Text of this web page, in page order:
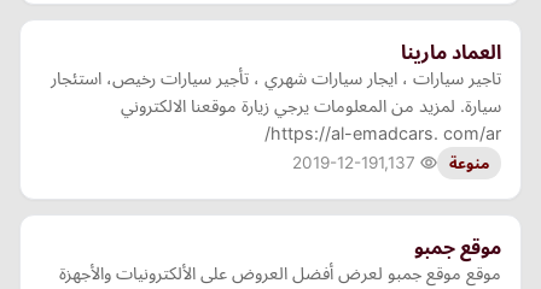
العماد مارينا
تاجير سيارات ، ايجار سيارات شهري ، تأجير سيارات رخيص، استئجار
سيارة. لمزيد من المعلومات يرجي زيارة موقعنا الالكتروني
https://al-emadcars. com/ar/
منوعة 2019-12-19
موقع جمبو
موقع موقع جمبو لعرض أفضل العروض على الألكترونيات والأجهزة